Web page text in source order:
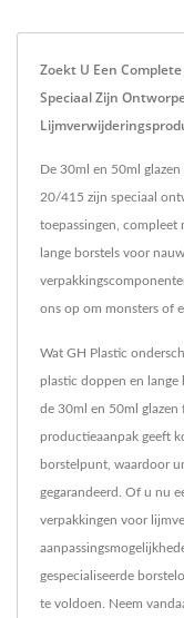
Zoekt U Een
Speciaal Zijn
De 30ml en 50ml
20/415 zijn speciaal
toepassingen, compleet
lange borstels voor
ons op om monsters of
Wat GH Plastic
plastic doppen en lange
de 30ml en 50ml glazen
productieaanpak geeft
borstelpunt, waardoor
gegarandeerd. Of u nu
verpakkingen voor
gespecialiseerde
te voldoen. Neem